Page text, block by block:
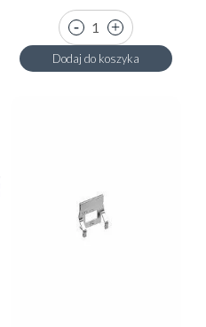
Dodaj do koszyka